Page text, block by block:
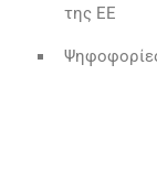
της ΕΕ